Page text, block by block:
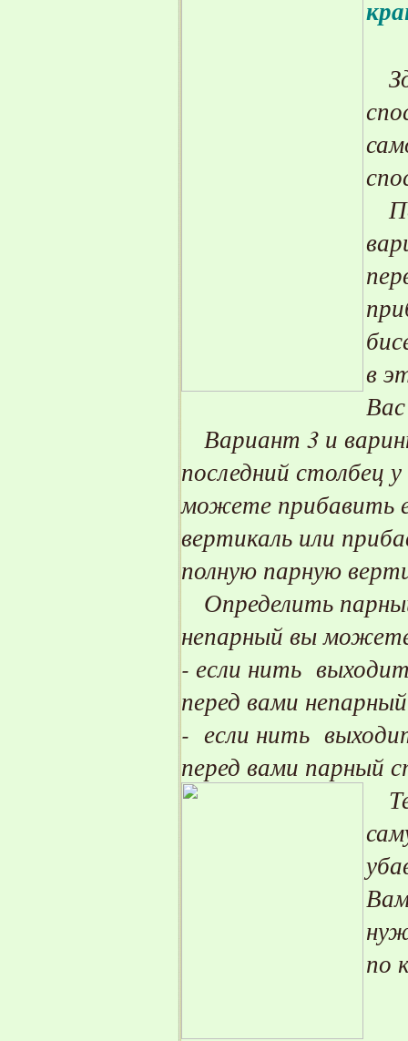
в
Вариант 3 и
последний столбец
можете прибавить
вертикаль или
полную парную
Определить
непарный вы
- если нить
перед вами
- если нить
перед вами парный
по